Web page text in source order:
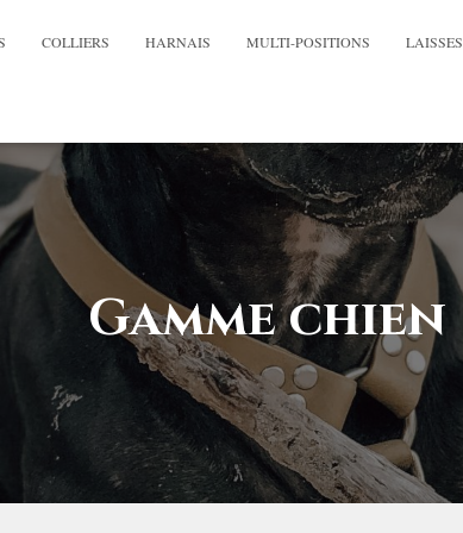
COLLIERS HARNAIS MULTI-POSITIONS LAISSES
Gamme chien